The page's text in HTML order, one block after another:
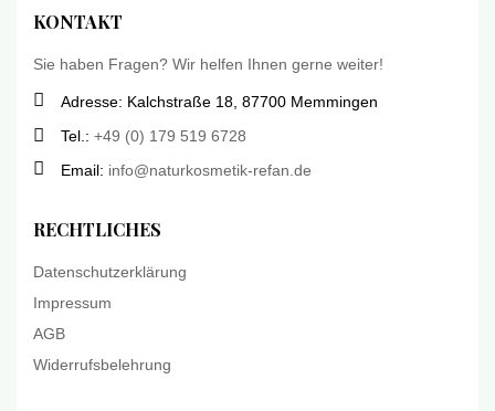
KONTAKT
Sie haben Fragen? Wir helfen Ihnen gerne weiter!
Adresse: Kalchstraße 18, 87700 Memmingen
Tel.: +49 (0) 179 519 6728
Email: info@naturkosmetik-refan.de
RECHTLICHES
Datenschutzerklärung
Impressum
AGB
Widerrufsbelehrung